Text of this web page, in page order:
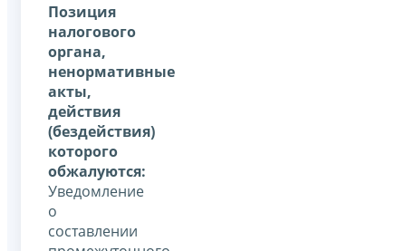
Позиция
налогового
органа,
ненормативные
акты,
действия
(бездействия)
которого
обжалуются:
Уведомление
о
составлении